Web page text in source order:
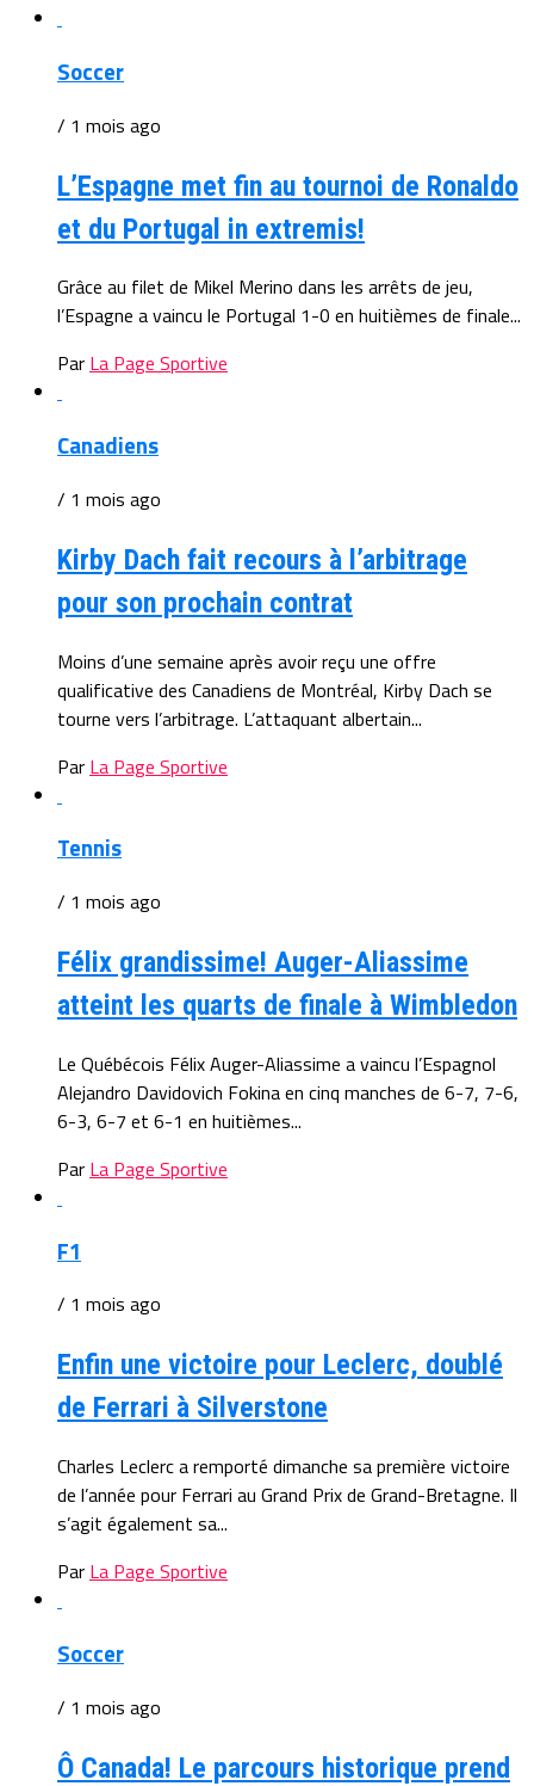
Soccer
/ 1 mois ago
L’Espagne met fin au tournoi de Ronaldo
et du Portugal in extremis!
Grâce au filet de Mikel Merino dans les arrêts de jeu,
l’Espagne a vaincu le Portugal 1-0 en huitièmes de finale...
Par La Page Sportive
Canadiens
/ 1 mois ago
Kirby Dach fait recours à l’arbitrage
pour son prochain contrat
Moins d’une semaine après avoir reçu une offre
qualificative des Canadiens de Montréal, Kirby Dach se
tourne vers l’arbitrage. L’attaquant albertain...
Par La Page Sportive
Tennis
/ 1 mois ago
Félix grandissime! Auger-Aliassime
atteint les quarts de finale à Wimbledon
Le Québécois Félix Auger-Aliassime a vaincu l’Espagnol
Alejandro Davidovich Fokina en cinq manches de 6-7, 7-6,
6-3, 6-7 et 6-1 en huitièmes...
Par La Page Sportive
F1
/ 1 mois ago
Enfin une victoire pour Leclerc, doublé
de Ferrari à Silverstone
Charles Leclerc a remporté dimanche sa première victoire
de l’année pour Ferrari au Grand Prix de Grand-Bretagne. Il
s’agit également sa...
Par La Page Sportive
Soccer
/ 1 mois ago
Ô Canada! Le parcours historique prend